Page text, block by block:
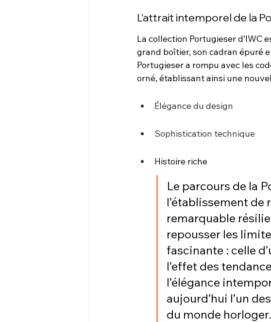
L’attrait intemporel de la
La collection Portugieser d’IWC
grand boîtier, son cadran épuré
Portugieser a rompu avec les
orné, établissant ainsi une
Élégance du design
Sophistication technique
Histoire riche
Le parcours de la
l’établissement
remarquable
repousser les
fascinante : celle
l’effet des
l’élégance
aujourd’hui l’un
du monde horloger.